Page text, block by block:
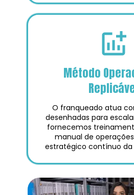
Método
desenhadas para
fornecemos
manual de
estratégico contínuo da